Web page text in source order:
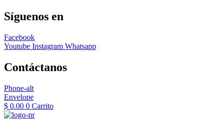
Síguenos en
Facebook
Youtube Instagram Whatsapp
Contáctanos
Phone-alt
Envelope
$ 0.00 0 Carrito